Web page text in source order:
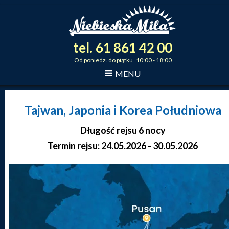
tel. 61 861 42 00
Od poniedz. do piątku 10:00 - 18:00
MENU
Tajwan, Japonia i Korea Południowa
Długość rejsu 6 nocy
Termin rejsu: 24.05.2026 - 30.05.2026